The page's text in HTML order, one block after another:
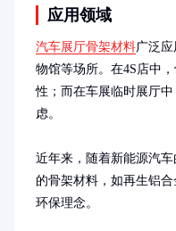
应用领域
汽车展厅骨架材料广泛
物馆等场所。在4S店中
性；而在车展临时展厅
虑。
近年来，随着新能源汽
的骨架材料，如再生铝
环保理念。